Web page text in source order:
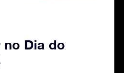
no Dia do